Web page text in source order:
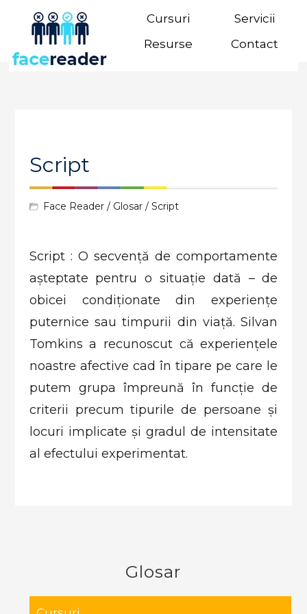
Cursuri
Servicii
Resurse
Contact
Script
Face Reader/ Glosar/ Script
Script : O secvență de comportamente
așteptate pentru o situație dată – de
obicei condiționate din experiențe
puternice sau timpurii din viață. Silvan
Tomkins a recunoscut că experiențele
noastre afective cad în tipare pe care le
putem grupa împreună în funcție de
criterii precum tipurile de persoane și
locuri implicate și gradul de intensitate
al efectului experimentat.
Glosar